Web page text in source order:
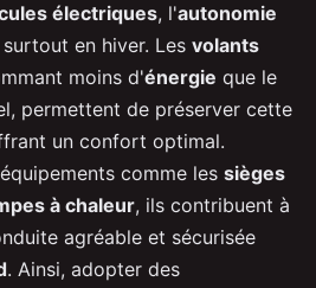
électriques, l'autonomie
en hiver. Les volants
moins d'énergie que le
permettent de préserver cette
un confort optimal.
comme les sièges
à chaleur, ils contribuent à
agréable et sécurisée
. Ainsi, adopter des